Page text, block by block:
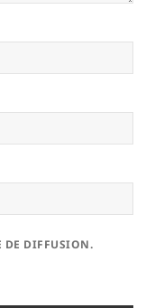
DE DIFFUSION.